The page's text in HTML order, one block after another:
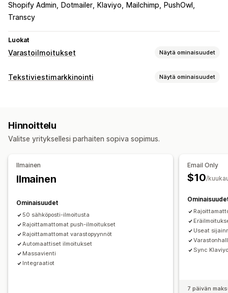
Shopify Admin Dotmailer Klaviyo Mailchimp
PushOwl
Transcy
Luokat
Varastoilmoitukset Näytä ominaisuudet
Ilmoitukset
Mukautetut ilmoitukset
Ilmoitusasetukset
Varastolaskuri
Asiakaskysyntä
Tekstiviestimarkkinointi Näytä ominaisuudet
Reaaliaikainen analytiikka
Hinnoittelu
Valitse yrityksellesi parhaiten sopiva sopimus.
Ilmainen
Ilmainen
Ominaisuudet
50 sähköposti-ilmoitusta
Rajoittamattomat push-ilmoitukset
Rajoittamattomat varastopyynnöt
Automaattiset ilmoitukset
Massavienti
Integraatiot
Email Only
$10/
Useat
Sync
7 päivän